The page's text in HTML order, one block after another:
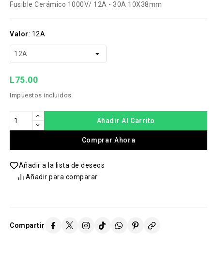
Fusible Cerámico 1000V/ 12A - 30A 10X38mm
Valor: 12A
L75.00
Impuestos incluidos
Añadir Al Carrito
Comprar Ahora
Añadir a la lista de deseos
Añadir para comparar
Compartir